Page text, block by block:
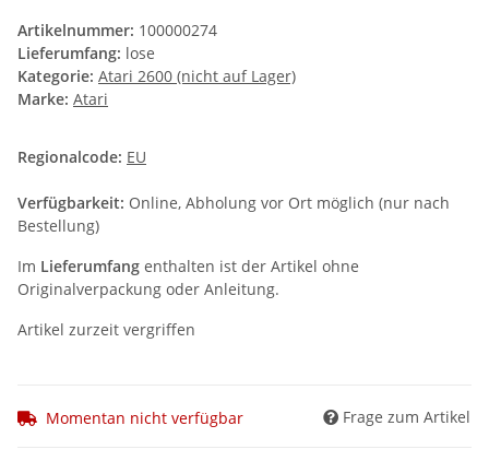
Artikelnummer: 100000274
Lieferumfang: lose
Kategorie: Atari 2600 (nicht auf Lager)
Marke: Atari
Regionalcode: EU
Verfügbarkeit: Online, Abholung vor Ort möglich (nur nach
Bestellung)
Im Lieferumfang enthalten ist der Artikel ohne
Originalverpackung oder Anleitung.
Artikel zurzeit vergriffen
Momentan nicht verfügbar Frage zum Artikel